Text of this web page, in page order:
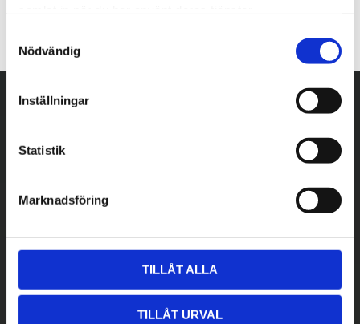
m
Nödvändig
Inställningar
Statistik
Marknadsföring
TILLÅT ALLA
TILLÅT URVAL